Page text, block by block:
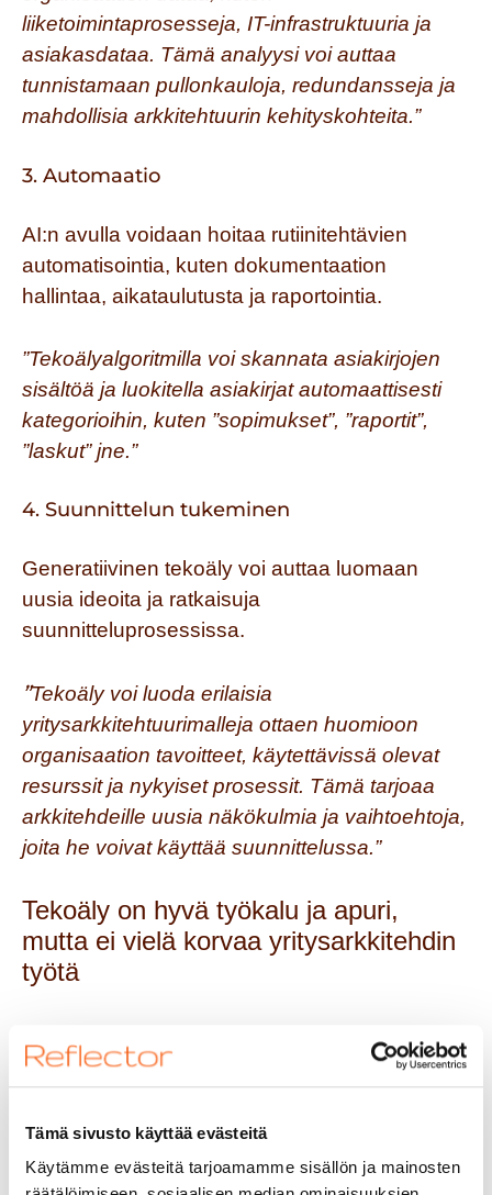
Tämä sivusto käyttää evästeitä
Käytämme evästeitä tarjoamamme sisällön ja mainosten
liiketoimintaprosesseja, IT-infrastruktuuria ja
asiakasdataa. Tämä analyysi voi auttaa
tunnistamaan pullonkauloja, redundansseja ja
mahdollisia arkkitehtuurin kehityskohteita.”
3. Automaatio
AI:n avulla voidaan hoitaa rutiinitehtävien
automatisointia, kuten dokumentaation
hallintaa, aikataulutusta ja raportointia.
”Tekoälyalgoritmilla voi skannata asiakirjojen
sisältöä ja luokitella asiakirjat automaattisesti
kategorioihin, kuten ”sopimukset”, ”raportit”,
”laskut” jne.”
4. Suunnittelun tukeminen
Generatiivinen tekoäly voi auttaa luomaan
uusia ideoita ja ratkaisuja
suunnitteluprosessissa.
”Tekoäly voi luoda erilaisia
yritysarkkitehtuurimalleja ottaen huomioon
organisaation tavoitteet, käytettävissä olevat
resurssit ja nykyiset prosessit. Tämä tarjoaa
arkkitehdeille uusia näkökulmia ja vaihtoehtoja,
joita he voivat käyttää suunnittelussa.”
Tekoäly on hyvä työkalu ja apuri,
mutta ei vielä korvaa yritysarkkitehdin
työtä
tekoäly voi helpottaa yritysarkkitehdin työtä
monellakin eri osa-alueella. Olemme kuitenkin
vielä hyvin kaukana siitä, että tekoäly ottaisi
arkkitehdin työstä keskeiset osa-alueet
haltuunsa. Peruskysymykset, kuten mitä